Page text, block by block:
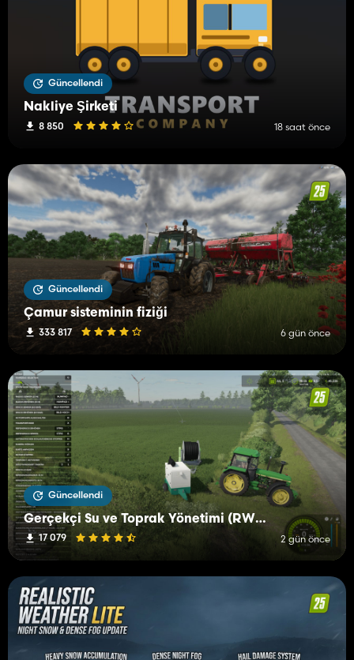
Güncellendi
Nakliye Şirketi
8 850 18 saat önce
Güncellendi
Çamur sisteminin fiziği
333 817 6 gün önce
Güncellendi
Gerçekçi Su ve Toprak Yönetimi (RWSM)
17 079 2 gün önce